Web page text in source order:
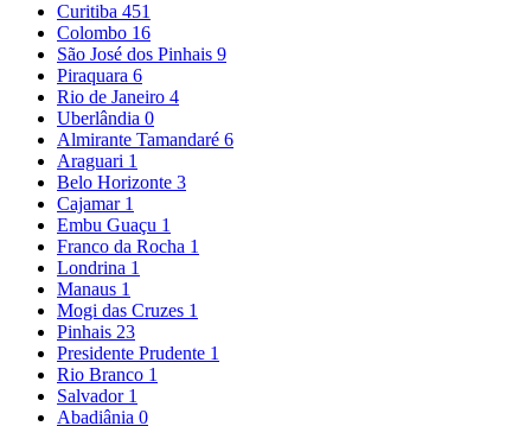
Curitiba 451
Colombo 16
São José dos Pinhais 9
Piraquara 6
Rio de Janeiro 4
Uberlândia 0
Almirante Tamandaré 6
Araguari 1
Belo Horizonte 3
Cajamar 1
Embu Guaçu 1
Franco da Rocha 1
Londrina 1
Manaus 1
Mogi das Cruzes 1
Pinhais 23
Presidente Prudente 1
Rio Branco 1
Salvador 1
Abadiânia 0